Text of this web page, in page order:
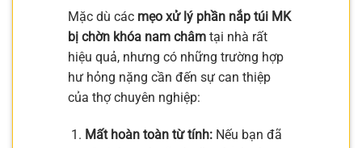
Mặc dù các mẹo xử lý phần nắp túi MK
bị chờn khóa nam châm tại nhà rất
hiệu quả, nhưng có những trường hợp
hư hỏng nặng cần đến sự can thiệp
của thợ chuyên nghiệp:
Mất hoàn toàn từ tính:Nếu bạn đã